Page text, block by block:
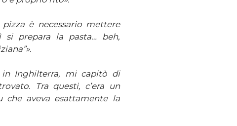
pizza è necessario mettere
si prepara la pasta… beh,
Inghilterra, mi capitò di
Tra questi, c’era un
aveva esattamente la